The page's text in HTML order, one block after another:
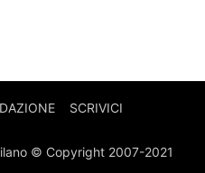
SCRIVICI
© Copyright 2007-2021